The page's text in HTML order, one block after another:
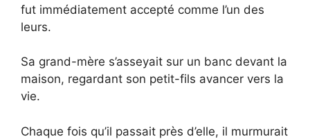
fut immédiatement accepté comme l’un des
leurs.
Sa grand-mère s’asseyait sur un banc devant la
maison, regardant son petit-fils avancer vers la
vie.
Chaque fois qu’il passait près d’elle, il murmurait